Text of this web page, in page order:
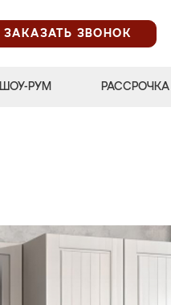
ЗАКАЗАТЬ ЗВОНОК
ШОУ-РУМ РАССРОЧКА